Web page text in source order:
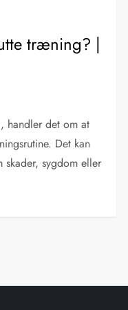
træning? |
handler det om at
Det kan
skader, sygdom eller